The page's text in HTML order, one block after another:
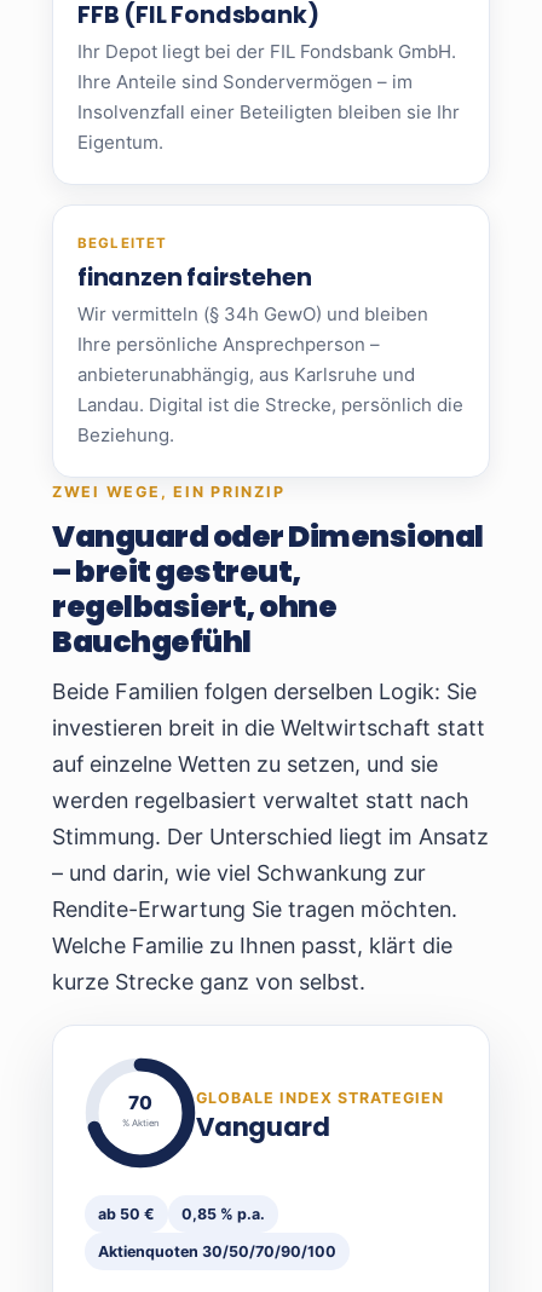
FFB (FIL Fondsbank)
Ihr Depot liegt bei der FIL Fondsbank GmbH.
Ihre Anteile sind Sondervermögen – im
Insolvenzfall einer Beteiligten bleiben sie Ihr
Eigentum.
BEGLEITET
finanzen fairstehen
Wir vermitteln (§ 34h GewO) und bleiben
Ihre persönliche Ansprechperson –
anbieterunabhängig, aus Karlsruhe und
Landau. Digital ist die Strecke, persönlich die
Beziehung.
ZWEI WEGE, EIN PRINZIP
Vanguard oder Dimensional
– breit gestreut,
regelbasiert, ohne
Bauchgefühl
Beide Familien folgen derselben Logik: Sie
investieren breit in die Weltwirtschaft statt
auf einzelne Wetten zu setzen, und sie
werden regelbasiert verwaltet statt nach
Stimmung. Der Unterschied liegt im Ansatz
– und darin, wie viel Schwankung zur
Rendite-Erwartung Sie tragen möchten.
Welche Familie zu Ihnen passt, klärt die
kurze Strecke ganz von selbst.
70
% Aktien
GLOBALE INDEX STRATEGIEN
Vanguard
ab 50 € 0,85 % p.a.
Aktienquoten 30/50/70/90/100